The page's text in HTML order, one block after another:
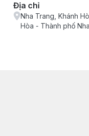
Địa chỉ
Nha Trang, Khánh
Hòa - Thành phố